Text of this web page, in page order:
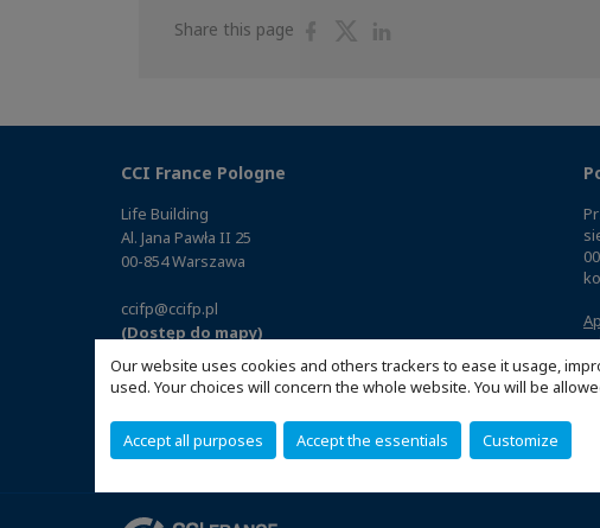
Our website uses cookies and others trackers to ease it usage,
used. Your choices will concern the whole website. You will be
Accept all purposes Accept the essentials Customize
Share this page
ShareShare
CCI France Pologne
Life Building
Al. Jana Pawła II 25
00-854 Warszawa
ccifp@ccifp.pl
(Dostęp do mapy)